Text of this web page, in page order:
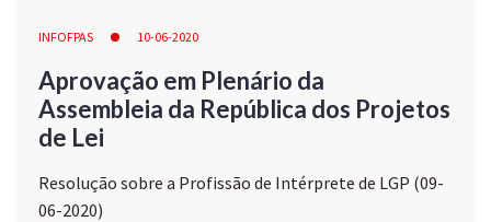
INFOFPAS 10-06-2020
Aprovação em Plenário da
Assembleia da República dos Projetos
de Lei
Resolução sobre a Profissão de Intérprete de LGP (09-
06-2020)